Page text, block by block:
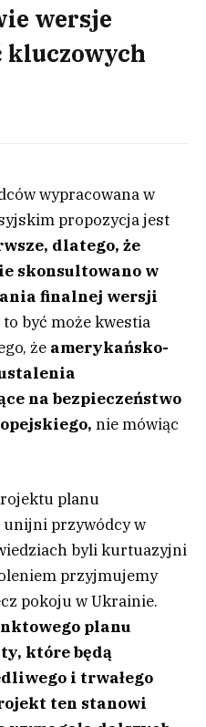
wersje
kluczowych
wypracowana w
propozycja jest
dlatego, że
skonsultowano w
finalnej wersji
być może kwestia
że amerykańsko-
na bezpieczeństwo
nie mówiąc
planu
unijni przywódcy w
byli kurtuazyjni
przyjmujemy
pokoju w Ukrainie.
planu
które będą
i trwałego
ten stanowi